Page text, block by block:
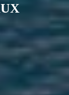
page Tiktok
Notre page